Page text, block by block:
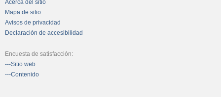
Acerca del sitio
Mapa de sitio
Avisos de privacidad
Declaración de accesibilidad
Encuesta de satisfacción:
---Sitio web
---Contenido